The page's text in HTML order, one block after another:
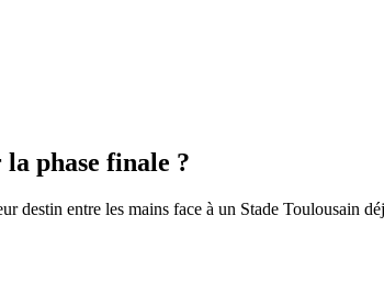
phase finale ?
entre les mains face à un Stade Toulousain